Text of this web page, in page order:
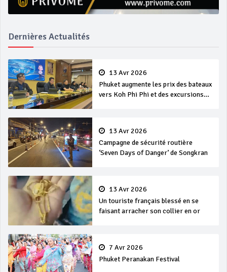
Dernières Actualités
13 Avr 2026
Phuket augmente les prix des bateaux
vers Koh Phi Phi et des excursions
13 Avr 2026
Campagne de sécurité routière
‘Seven Days of Danger’ de Songkran
13 Avr 2026
Un touriste français blessé en se
faisant arracher son collier en or
7 Avr 2026
Phuket Peranakan Festival